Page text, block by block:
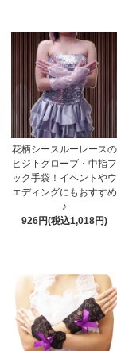
花柄シースルーレースの
ヒジ下グローブ・中指フ
ック手袋！イベントやウ
エディングにもおすすめ
♪
926円(税込1,018円)